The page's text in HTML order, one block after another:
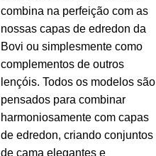
combina na perfeição com as
nossas capas de edredon da
Bovi ou simplesmente como
complementos de outros
lençóis. Todos os modelos são
pensados para combinar
harmoniosamente com capas
de edredon, criando conjuntos
de cama elegantes e